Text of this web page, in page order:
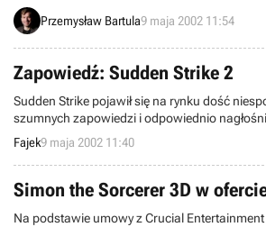
szybko jak się ukazało, tak znikło,
desperacko przeszukujących sieć. Ale, jak to
najważniejsze nie jest on zbyt odległy.
Przemysław Bartula9 maja 2002 11:54
Zapowiedź: Sudden Strike 2
Sudden Strike pojawił się na rynku dość
szumnych zapowiedzi i odpowiednio
reklamowej. Tym większe było zaskoczenie,
naprawdę dobra. Sukces SS spowodował,
Fireglow zdecydowała się na wypuszczenie
Fajek9 maja 2002 11:40
Simon the Sorcerer 3D w
Na podstawie umowy z Crucial